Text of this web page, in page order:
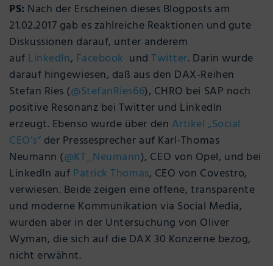
PS: Nach der Erscheinen dieses Blogposts am
21.02.2017 gab es zahlreiche Reaktionen und gute
Diskussionen darauf, unter anderem
auf LinkedIn, Facebook undTwitter. Darin wurde
darauf hingewiesen, daß aus den DAX-Reihen
Stefan Ries (@StefanRies66), CHRO bei SAP noch
positive Resonanz bei Twitter und LinkedIn
erzeugt. Ebenso wurde über den Artikel „Social
CEO’s“ der Pressesprecher auf Karl-Thomas
Neumann (@KT_Neumann), CEO von Opel, und bei
LinkedIn auf Patrick Thomas, CEO von Covestro,
verwiesen. Beide zeigen eine offene, transparente
und moderne Kommunikation via Social Media,
wurden aber in der Untersuchung von Oliver
Wyman, die sich auf die DAX 30 Konzerne bezog,
nicht erwähnt.